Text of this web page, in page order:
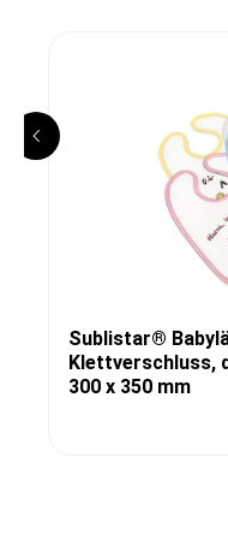
Sublistar®
Klettverschluss,
300 x 350 mm